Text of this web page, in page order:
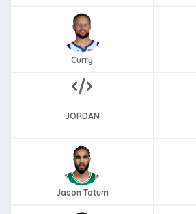
Curry
JORDAN
Jason Tatum